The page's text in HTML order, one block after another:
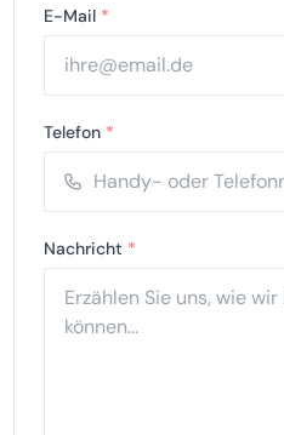
E-Mail *
Telefon *
Nachricht *